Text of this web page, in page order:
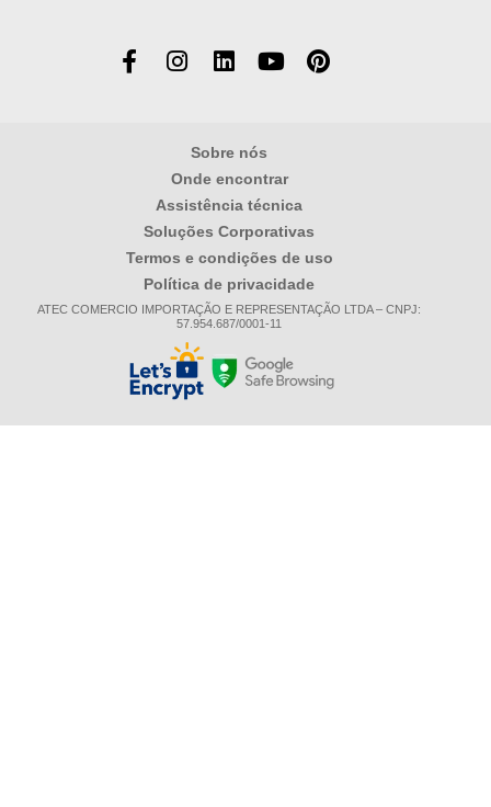
Sobre nós
Onde encontrar
Assistência técnica
Soluções Corporativas
Termos e condições de uso
Política de privacidade
ATEC COMERCIO IMPORTAÇÃO E REPRESENTAÇÃO LTDA – CNPJ:
57.954.687/0001-11